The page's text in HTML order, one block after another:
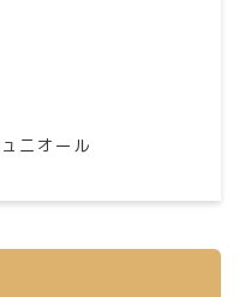
ニオール